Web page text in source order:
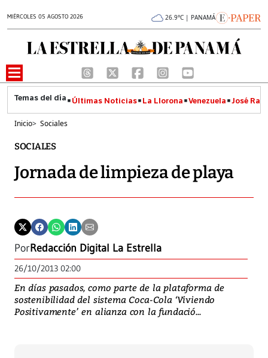
MIÉRCOLES 05 AGOSTO 2026 26.9°C | PANAMÁ
Últimas Noticias La Llorona Venezuela José
Inicio> Sociales
SOCIALES
Jornada de limpieza de playa
PorRedacción Digital La Estrella
26/10/2013 02:00
En días pasados, como parte de la plataforma de
sostenibilidad del sistema Coca-Cola ‘Viviendo
Positivamente’ en alianza con la fundació...